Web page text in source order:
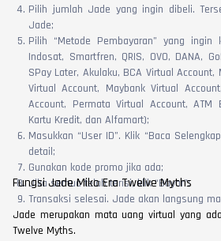
Pilih jumlah Jade yang ingin dibeli.
Jade;
Pilih “Metode Pembayaran” yang ingin
Indosat, Smartfren, QRIS, OVO, DANA,
SPay Later, Akulaku, BCA Virtual Account,
Virtual Account, Maybank Virtual
Account, Permata Virtual Account, ATM
Kartu Kredit, dan Alfamart);
Masukkan “User ID”. Klik “Baca
detail;
Gunakan kode promo jika ada;
Jika semua telah terisi, klik “Bayar”;
Transaksi selesai. Jade akan langsung
Fungsi Jade Miko Era Twelve Myths
Jade merupakan mata uang virtual yang
Twelve Myths.